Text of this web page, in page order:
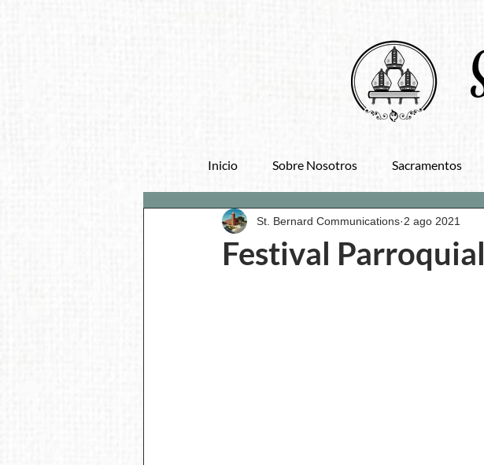
Inicio Sobre Nosotros Sacramentos
Festival Parroquial
St. Bernard Communications 2 ago 2021